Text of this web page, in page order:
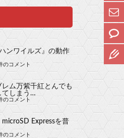
ンワイルズ』の動作
のコメント
ム万紫千紅とんでも
てしまう…
のコメント
Expressを普
のコメント